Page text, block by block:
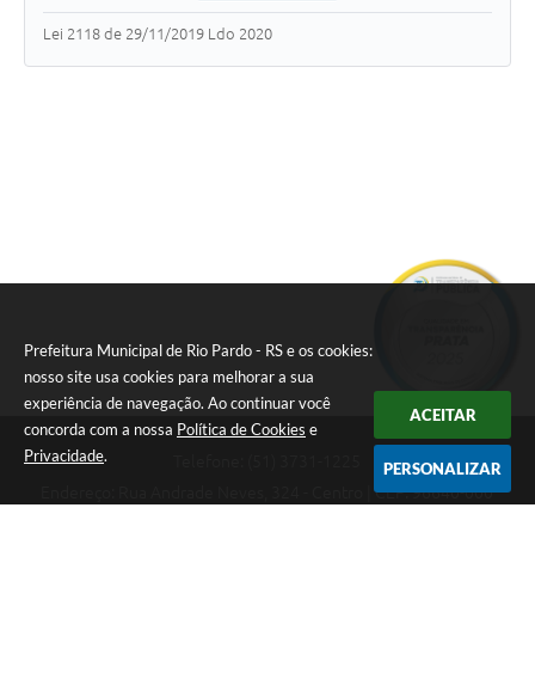
Prefeitura Municipal de Rio Pardo - RS e os cookies:
nosso site usa cookies para melhorar a sua
experiência de navegação. Ao continuar você
concorda com a nossa Política de Cookies e
Privacidade.
ACEITAR
PERSONALIZAR
Lei 2118 de 29/11/2019 Ldo 2020
Endereço: Rua Andrade Neves, 324 - Centro | CEP: 96640-000